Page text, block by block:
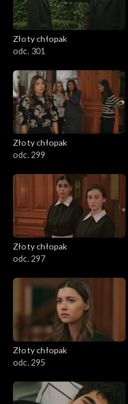
Złoty chłopak
odc. 301
Złoty chłopak
odc. 299
Złoty chłopak
odc. 297
Złoty chłopak
odc. 295